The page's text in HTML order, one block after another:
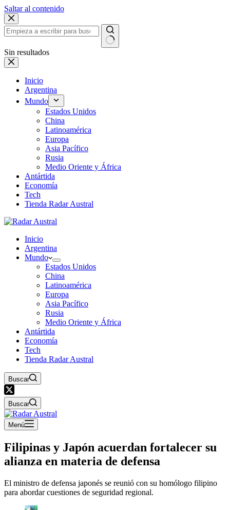
Saltar al contenido
Sin resultados
Inicio
Argentina
Mundo
Estados Unidos
China
Latinoamérica
Europa
Asia Pacífico
Rusia
Medio Oriente y África
Antártida
Economía
Tech
Tienda Radar Austral
Inicio
Argentina
Mundo
Estados Unidos
China
Latinoamérica
Europa
Asia Pacífico
Rusia
Medio Oriente y África
Antártida
Economía
Tech
Tienda Radar Austral
Buscar
Buscar
Menú
Filipinas y Japón acuerdan fortalecer su
alianza en materia de defensa
El ministro de defensa japonés se reunió con su homólogo filipino
para abordar cuestiones de seguridad regional.